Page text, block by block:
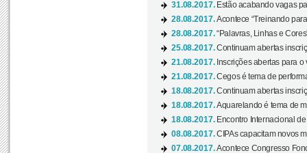
31.08.2017. Estão acabando vagas
28.08.2017.Acontece “Treinando
28.08.2017.“Palavras, Linhas e
25.08.2017.Continuam abertas
21.08.2017. Inscrições abertas para
21.08.2017.Cegos é tema de
18.08.2017.Continuam abertas
18.08.2017.Aquarelando é tema de
18.08.2017. Encontro Internacional
08.08.2017.CIPAs capacitam novos
07.08.2017.Acontece Congresso